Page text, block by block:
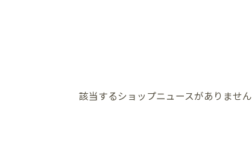
該当するショップニュースがありません